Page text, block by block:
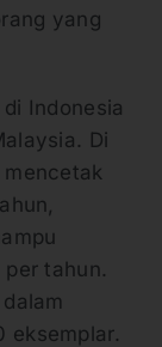
yang
Indonesia
Di
tahun.
eksemplar.